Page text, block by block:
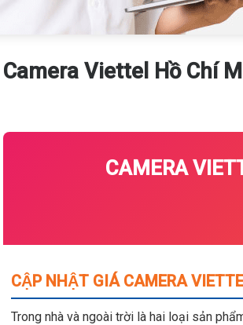
Camera Viettel Hồ Chí
CAMERA
CẬP NHẬT GIÁ CAMERA
Trong nhà và ngoài trời là hai loại sản